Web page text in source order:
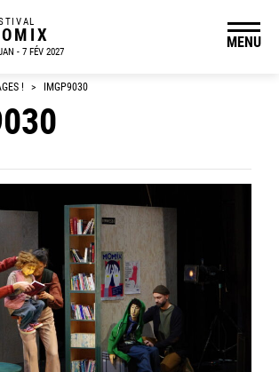
- 7 FÉV 2027
MENU
! > IMGP9030